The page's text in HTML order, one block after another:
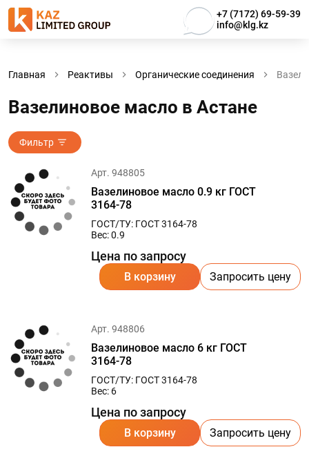
+7 (7172) 69-59-39
info@klg.kz
Главная Реактивы Органические соединения
Вазелиновое масло в Астанe
Фильтр
Арт. 948805
Вазелиновое масло 0.9 кг ГОСТ
3164-78
ГОСТ/ТУ: ГОСТ 3164-78
Вес: 0.9
Цена по запросу
В корзину Запросить цену
Арт. 948806
Вазелиновое масло 6 кг ГОСТ
3164-78
ГОСТ/ТУ: ГОСТ 3164-78
Вес: 6
Цена по запросу
В корзину Запросить цену